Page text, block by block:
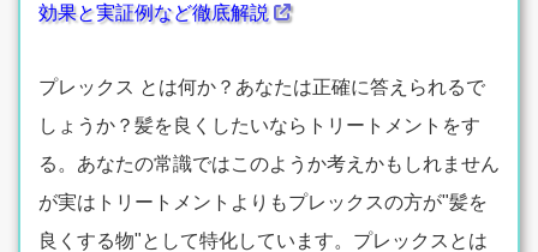
効果と実証例など徹底解説
プレックス とは何か？あなたは正確に答えられるで
しょうか？髪を良くしたいならトリートメントをす
る。あなたの常識ではこのようか考えかもしれません
が実はトリートメントよりもプレックスの方が"髪を
良くする物"として特化しています。プレックスとは